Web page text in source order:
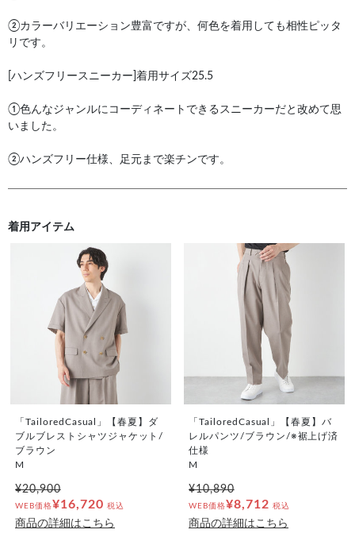
②カラーバリエーション豊富ですが、何色を着用しても相性ピッタ
リです。
[ハンズフリースニーカー]着用サイズ25.5
①色んなジャンルにコーディネートできるスニーカーだと改めて思
いました。
②ハンズフリー仕様、足元まで楽チンです。
着用アイテム
「TailoredCasual」【春夏】ダ
ブルブレストシャツジャケット/
ブラウン
M
¥20,900
WEB価格¥16,720 税込
商品の詳細はこちら
「TailoredCasual」【春夏】バ
レルパンツ/ブラウン/※裾上げ済
仕様
M
¥10,890
WEB価格¥8,712 税込
商品の詳細はこちら